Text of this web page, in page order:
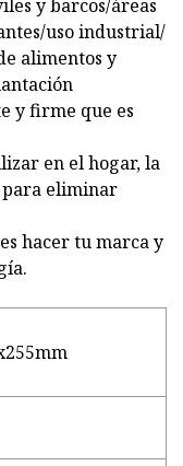
y barcos/áreas
uso industrial/
alimentos y
y firme que es
en el hogar, la
eliminar
hacer tu marca y